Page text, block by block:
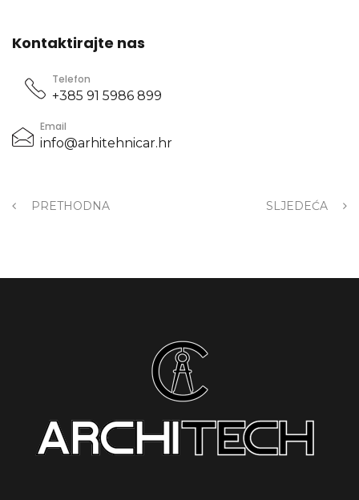
Kontaktirajte nas
Telefon
+385 91 5986 899
Email
info@arhitehnicar.hr
PRETHODNA SLJEDEĆA